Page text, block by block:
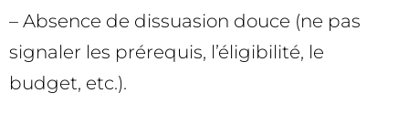
– Absence de dissuasion douce (ne pas
signaler les prérequis, l’éligibilité, le
budget, etc.).